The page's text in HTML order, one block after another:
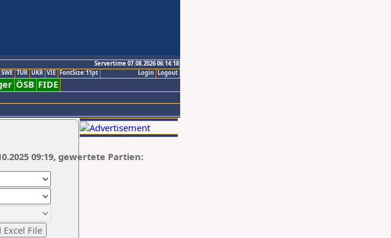
Servertime 07.08.2026 06:14:18
Logout
Login
SWE TUR UKR VIE FontSize:11pt
ÖSB FIDE
09:19, gewertete Partien: